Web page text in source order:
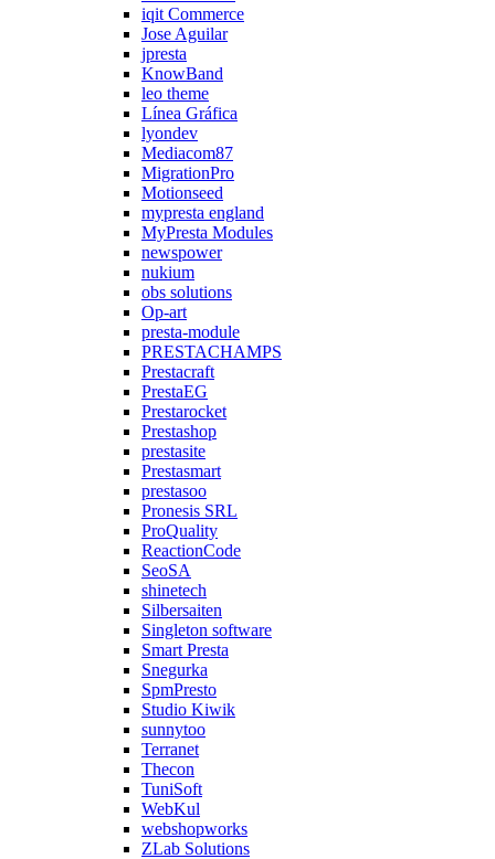
iqit Commerce
Jose Aguilar
jpresta
KnowBand
leo theme
Línea Gráfica
lyondev
Mediacom87
MigrationPro
Motionseed
mypresta england
MyPresta Modules
newspower
nukium
obs solutions
Op-art
presta-module
PRESTACHAMPS
Prestacraft
PrestaEG
Prestarocket
Prestashop
prestasite
Prestasmart
prestasoo
Pronesis SRL
ProQuality
ReactionCode
SeoSA
shinetech
Silbersaiten
Singleton software
Smart Presta
Snegurka
SpmPresto
Studio Kiwik
sunnytoo
Terranet
Thecon
TuniSoft
WebKul
webshopworks
ZLab Solutions